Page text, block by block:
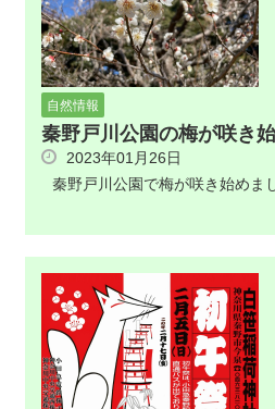
自然情報
秦野戸川公園の梅が咲き
2023年01月26日
秦野戸川公園で梅が咲き始めま